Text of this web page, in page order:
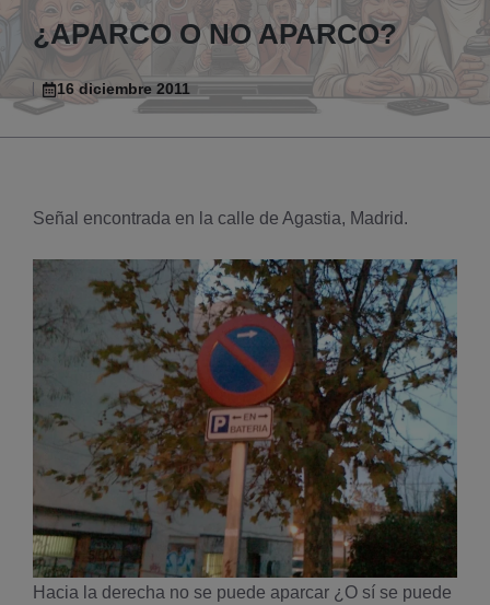
¿APARCO O NO APARCO?
16 diciembre 2011
Señal encontrada en la calle de Agastia, Madrid.
Hacia la derecha no se puede aparcar ¿O sí­ se puede